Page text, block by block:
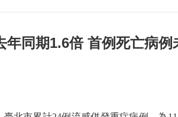
同期1.6倍 首例死亡病